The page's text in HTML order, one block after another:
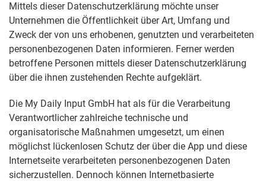
Mittels dieser Datenschutzerklärung möchte unser
Unternehmen die Öffentlichkeit über Art, Umfang und
Zweck der von uns erhobenen, genutzten und verarbeiteten
personenbezogenen Daten informieren. Ferner werden
betroffene Personen mittels dieser Datenschutzerklärung
über die ihnen zustehenden Rechte aufgeklärt.
Die My Daily Input GmbH hat als für die Verarbeitung
Verantwortlicher zahlreiche technische und
organisatorische Maßnahmen umgesetzt, um einen
möglichst lückenlosen Schutz der über die App und diese
Internetseite verarbeiteten personenbezogenen Daten
sicherzustellen. Dennoch können Internetbasierte